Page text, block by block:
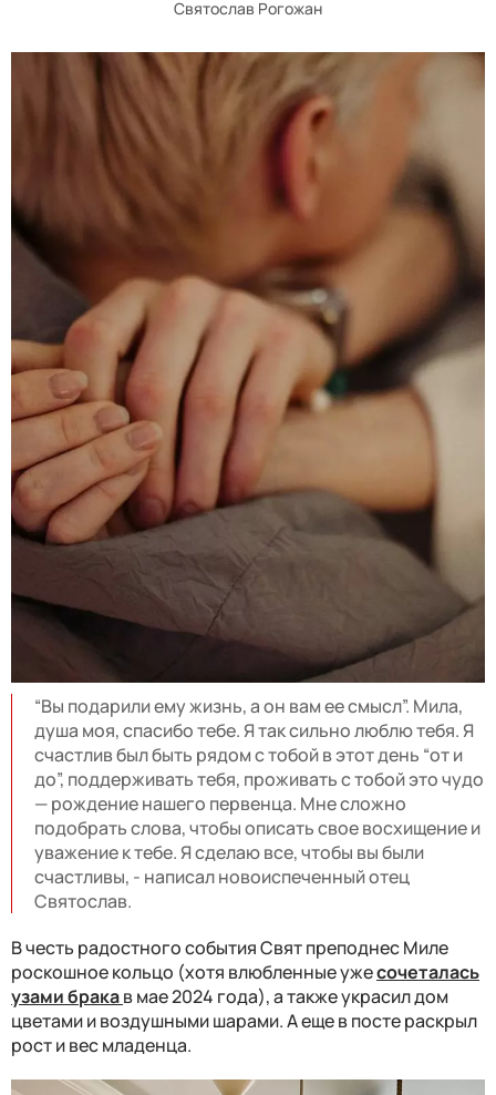
Святослав Рогожан
“Вы подарили ему жизнь, а он вам ее смысл”. Мила,
душа моя, спасибо тебе. Я так сильно люблю тебя. Я
счастлив был быть рядом с тобой в этот день “от и
до”, поддерживать тебя, проживать с тобой это чудо
— рождение нашего первенца. Мне сложно
подобрать слова, чтобы описать свое восхищение и
уважение к тебе. Я сделаю все, чтобы вы были
счастливы, - написал новоиспеченный отец
Святослав.
В честь радостного события Свят преподнес Миле
роскошное кольцо (хотя влюбленные ужесочеталась
узами бракав мае 2024 года), а также украсил дом
цветами и воздушными шарами. А еще в посте раскрыл
рост и вес младенца.